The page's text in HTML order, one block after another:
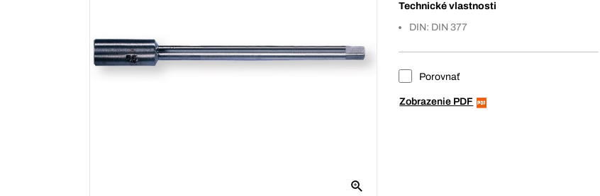
Technické vlastnosti
DIN: DIN 377
Porovnať
Zobrazenie PDF